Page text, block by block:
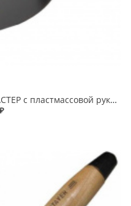
Кельма штукатура КШ ЗУБР МАСТЕР с пластмассовой рукояткой